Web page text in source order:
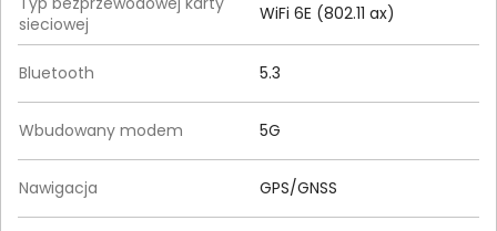
sieciowej
WiFi 6E (802.11 ax)
Bluetooth 5.3
Wbudowany modem 5G
Nawigacja GPS/GNSS